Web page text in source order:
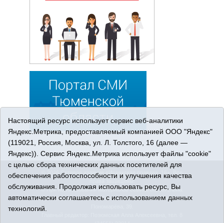
© 2026 Сетевое издание «Ишимская правда». 16+. Все
права защищены.
© При использовании материалов ссылка обязательна.
Адрес редакции: 627750 Тюменская область, г. Ишим, ул.
Настоящий ресурс использует сервис веб-аналитики
Яндекс.Метрика, предоставляемый компанией ООО "Яндекс"
(119021, Россия, Москва, ул. Л. Толстого, 16 (далее —
Яндекс)). Сервис Яндекс.Метрика использует файлы "cookie"
с целью сбора технических данных посетителей для
обеспечения работоспособности и улучшения качества
обслуживания. Продолжая использовать ресурс, Вы
автоматически соглашаетесь с использованием данных
технологий.